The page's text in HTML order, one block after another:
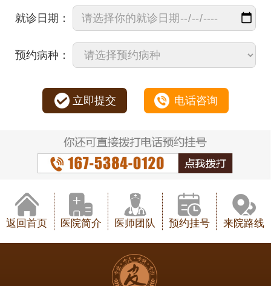
就诊日期：
预约病种：
立即提交 电话咨询
返回首页 医院简介 医师团队 预约挂号 来院路线